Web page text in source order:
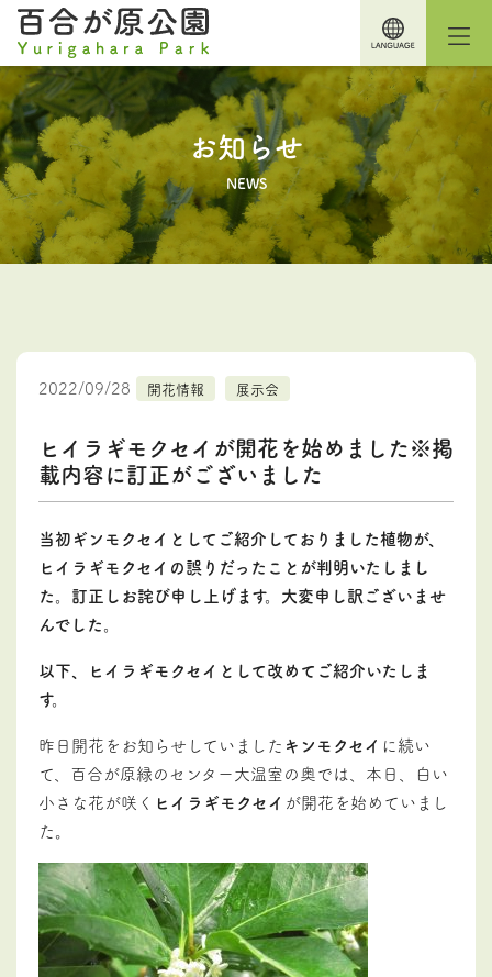
お知らせ
NEWS
2022/09/28 開花情報 展示会
ヒイラギモクセイが開花を始めました※掲
載内容に訂正がございました
当初ギンモクセイとしてご紹介しておりました植物が、
ヒイラギモクセイの誤りだったことが判明いたしまし
た。訂正しお詫び申し上げます。大変申し訳ございませ
んでした。
以下、ヒイラギモクセイとして改めてご紹介いたしま
す。
昨日開花をお知らせしていました キンモクセイ に続い
て、百合が原緑のセンター大温室の奥では、本日、白い
小さな花が咲く ヒイラギモクセイ が開花を始めていまし
た。